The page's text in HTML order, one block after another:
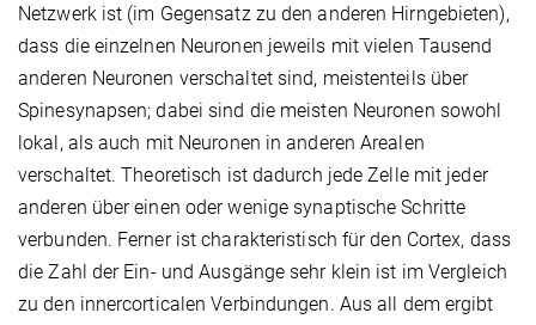
Netzwerk ist (im Gegensatz zu den anderen Hirngebieten),
dass die einzelnen Neuronen jeweils mit vielen Tausend
anderen Neuronen verschaltet sind, meisten­teils über
Spinesynapsen; dabei sind die meisten Neuronen sowohl
lokal, als auch mit Neuronen in anderen Arealen
verschaltet. Theoretisch ist dadurch jede Zelle mit jeder
anderen über einen oder wenige synaptische Schritte
verbunden. Ferner ist charakteristisch für den Cortex, dass
die Zahl der Ein- und Ausgänge sehr klein ist im Vergleich
zu den innercorticalen Verbindungen. Aus all dem ergibt